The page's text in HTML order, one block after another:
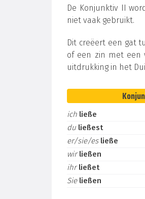
De Konjunktiv II
niet vaak gebruikt.
Dit creëert een gat
of een zin met een
uitdrukking in het
ich ließe
du ließest
er/sie/es ließe
wirließen
ihrließet
Sie ließen